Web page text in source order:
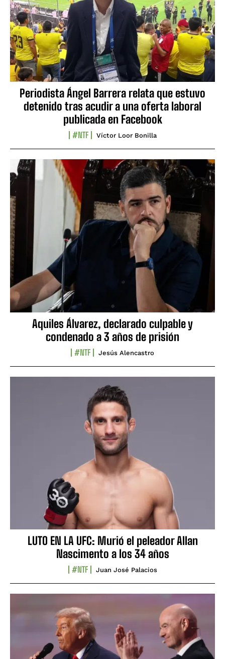
Periodista Ángel Barrera relata que estuvo
detenido tras acudir a una oferta laboral
publicada en Facebook
#NTF Víctor Loor Bonilla
Aquiles Álvarez, declarado culpable y
condenado a 3 años de prisión
#NTF Jesús Alencastro
LUTO EN LA UFC: Murió el peleador Allan
Nascimento a los 34 años
#NTF Juan José Palacios